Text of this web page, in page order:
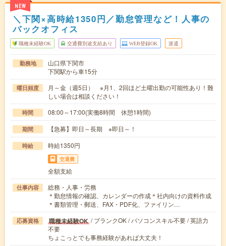
NEW
＼下関×高時給1350円／勤怠管理など！人事の
バックオフィス
職種未経験OK 交通費別途支給あり WEB登録OK 派遣
勤務地
山口県下関市
下関駅から車15分
曜日頻度
月～金（週5日） ※月1、2回ほど土曜出勤の可能性あり！難
しい場合は相談ください！
時間 08:00～17:00(実働8時間 休憩1時間)
期間 【急募】即日～長期 ※即日～！
時給 時給1350円
交通費
全額支給
仕事内容
総務・人事・労務
＊勤怠情報の確認、カレンダーの作成＊社内向けの資料作成
＊書類管理・郵送、FAX・PDF化、ファイリン…
応募資格 職種未経験OK / ブランクOK / パソコンスキル不要 / 英語力
不要
ちょこっとでも事務経験があれば大丈夫！